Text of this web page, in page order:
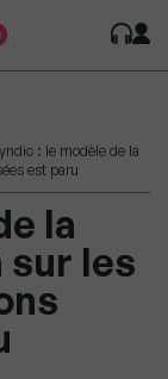
: le modèle de la
est paru
la
sur les